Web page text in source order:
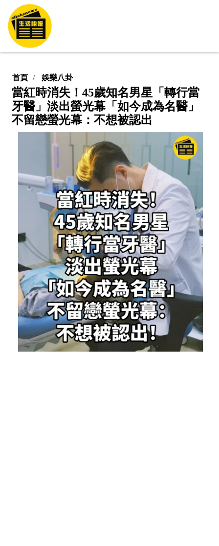
首頁 娛樂八卦
當紅時消失！45歲知名男星「轉行當
牙醫」淡出螢光幕「如今成為名醫」
不留戀螢光幕：不想被認出